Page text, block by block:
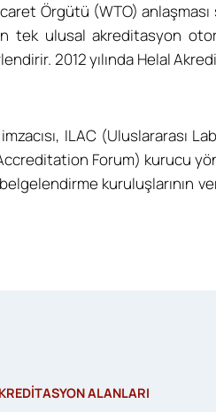
Örgütü (WTO)
tek ulusal akreditasyon
2012 yılında Helal
ILAC (Uluslararası
Forum) kurucu
kuruluşlarının
ALANLARI